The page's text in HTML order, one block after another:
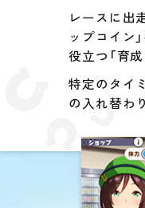
レースに出
ップコイン
役立つ「育
特定のタイ
の入れ替わ